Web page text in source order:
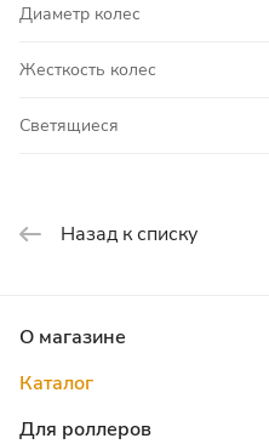
Диаметр колес
Жесткость колес
Светящиеся
Назад к списку
О магазине
Каталог
Для роллеров